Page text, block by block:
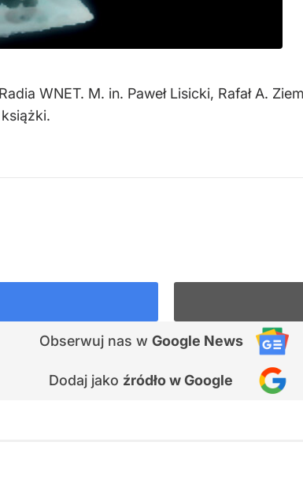
WNET. M. in. Paweł Lisicki, Rafał A.
Obserwuj nas w Google News
Dodaj jako źródło w Google